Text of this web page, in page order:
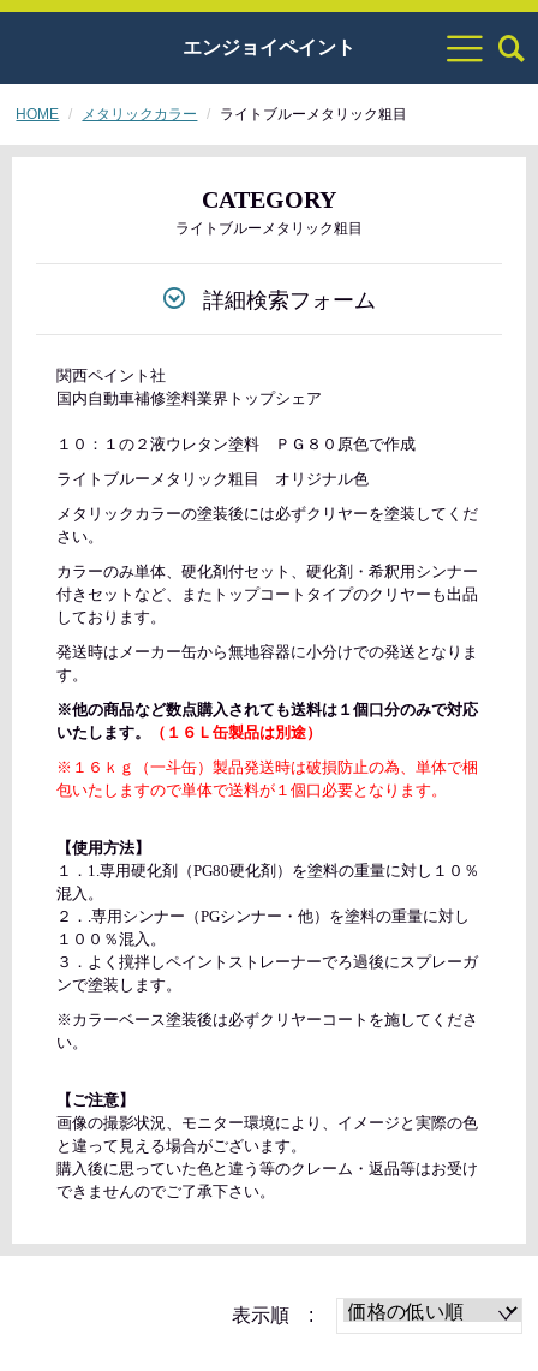
エンジョイペイント
HOME メタリックカラー ライトブルーメタリック粗目
CATEGORY
ライトブルーメタリック粗目
詳細検索フォーム
関西ペイント社
国内自動車補修塗料業界トップシェア
１０：１の２液ウレタン塗料 ＰＧ８０原色で作成
ライトブルーメタリック粗目 オリジナル色
メタリックカラーの塗装後には必ずクリヤーを塗装してくだ
さい。
カラーのみ単体、硬化剤付セット、硬化剤・希釈用シンナー
付きセットなど、またトップコートタイプのクリヤーも出品
しております。
発送時はメーカー缶から無地容器に小分けでの発送となりま
す。
※他の商品など数点購入されても送料は１個口分のみで対応
いたします。
（１６Ｌ缶製品は別途）
※１６ｋｇ（一斗缶）製品発送時は破損防止の為、単体で梱
包いたしますので単体で送料が１個口必要となります。
【使用方法】
１．1.専用硬化剤（PG80硬化剤）を塗料の重量に対し１０％
混入。
２．.専用シンナー（PGシンナー・他）を塗料の重量に対し
１００％混入。
３．よく撹拌しペイントストレーナーでろ過後にスプレーガ
ンで塗装します。
※カラーベース塗装後は必ずクリヤーコートを施してくださ
い。
【ご注意】
画像の撮影状況、モニター環境により、イメージと実際の色
と違って見える場合がございます。
購入後に思っていた色と違う等のクレーム・返品等はお受け
できませんのでご了承下さい。
表示順 :